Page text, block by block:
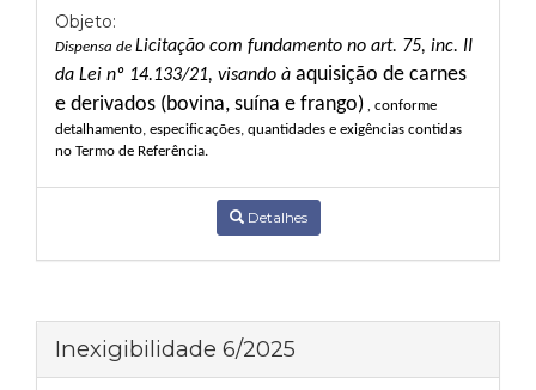
Objeto:
Dispensa de Licitação com fundamento no art. 75, inc. II
da Lei nº 14.133/21, visando à aquisição de carnes
e derivados (bovina, suína e frango) , conforme
detalhamento, especificações, quantidades e exigências contidas
no Termo de Referência.
Detalhes
Inexigibilidade 6/2025